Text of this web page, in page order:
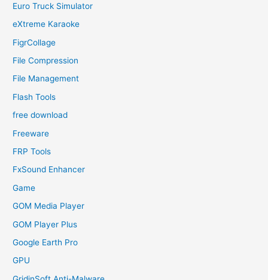
Euro Truck Simulator
eXtreme Karaoke
FigrCollage
File Compression
File Management
Flash Tools
free download
Freeware
FRP Tools
FxSound Enhancer
Game
GOM Media Player
GOM Player Plus
Google Earth Pro
GPU